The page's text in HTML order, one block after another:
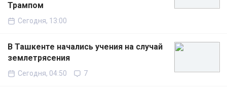
Трампом
Сегодня, 13:00
В Ташкенте начались учения на случай
землетрясения
Сегодня, 04:50 7